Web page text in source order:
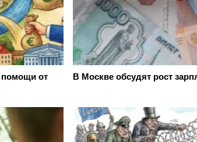
помощи от
В Москве обсудят рост